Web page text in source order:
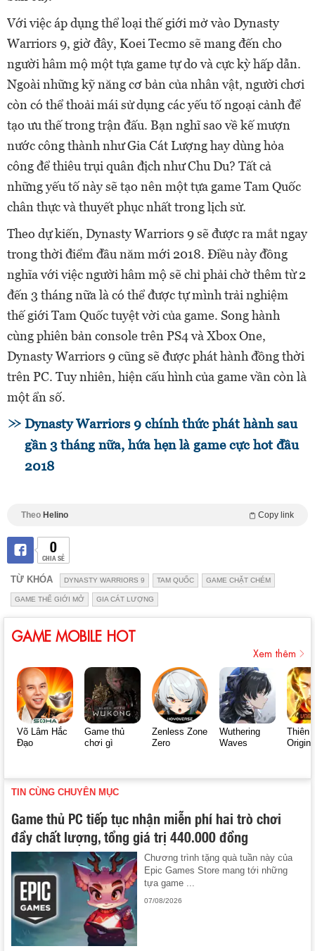
Với việc áp dụng thể loại thế giới mở vào Dynasty
Warriors 9, giờ đây, Koei Tecmo sẽ mang đến cho
người hâm mộ một tựa game tự do và cực kỳ hấp dẫn.
Ngoài những kỹ năng cơ bản của nhân vật, người chơi
còn có thể thoải mái sử dụng các yếu tố ngoại cảnh để
tạo ưu thế trong trận đấu. Bạn nghĩ sao về kế mượn
nước công thành như Gia Cát Lượng hay dùng hỏa
công để thiêu trụi quân địch như Chu Du? Tất cả
những yếu tố này sẽ tạo nên một tựa game Tam Quốc
chân thực và thuyết phục nhất trong lịch sử.
Theo dự kiến, Dynasty Warriors 9 sẽ được ra mắt ngay
trong thời điểm đầu năm mới 2018. Điều này đồng
nghĩa với việc người hâm mộ sẽ chỉ phải chờ thêm từ 2
đến 3 tháng nữa là có thể được tự mình trải nghiệm
thế giới Tam Quốc tuyệt vời của game. Song hành
cùng phiên bản console trên PS4 và Xbox One,
Dynasty Warriors 9 cũng sẽ được phát hành đồng thời
trên PC. Tuy nhiên, hiện cấu hình của game vần còn là
một ẩn số.
Dynasty Warriors 9 chính thức phát hành sau
gần 3 tháng nữa, hứa hẹn là game cực hot đầu
2018
Theo Helino Copy link
0
CHIA SẺ
TỪ KHÓA DYNASTY WARRIORS 9 TAM QUỐC GAME CHẶT CHÉM
GAME THẾ GIỚI MỞ GIA CÁT LƯỢNG
GAME MOBILE HOT
Xem thêm
Võ Lâm Hắc
Đạo
Game thủ
chơi gì
Zenless Zone
Zero
Wuthering
Waves
Thiên
Origin
TIN CÙNG CHUYÊN MỤC
Game thủ PC tiếp tục nhận miễn phí hai trò chơi
đầy chất lượng, tổng giá trị 440.000 đồng
Chương trình tặng quà tuần này của
Epic Games Store mang tới những
tựa game ...
07/08/2026